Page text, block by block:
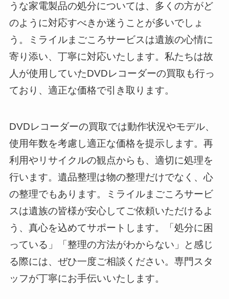
うな家電製品の処分については、多くの方がど
のように対応すべきか迷うことが多いでしょ
う。ミライルまごころサービスは遺族の心情に
寄り添い、丁寧に対応いたします。私たちは故
人が使用していたDVDレコーダーの買取も行っ
ており、適正な価格で引き取ります。
DVDレコーダーの買取では動作状況やモデル、
使用年数を考慮し適正な価格を提示します。再
利用やリサイクルの観点からも、適切に処理を
行います。遺品整理は物の整理だけでなく、心
の整理でもあります。ミライルまごころサービ
スは遺族の皆様が安心してご依頼いただけるよ
う、真心を込めてサポートします。「処分に困
っている」「整理の方法がわからない」と感じ
る際には、ぜひ一度ご相談ください。専門スタ
ッフが丁寧にお手伝いいたします。